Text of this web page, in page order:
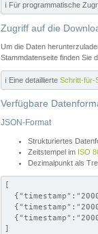
ℹ️ Für programmatische
Zugriff auf die
Um die Daten
Stammdatenseite finden Sie
ℹ️ Eine detaillierte Schritt-für-
Verfügbare
JSON-Format
Strukturiertes
Zeitstempel im ISO
Dezimalpunkt als
[
]